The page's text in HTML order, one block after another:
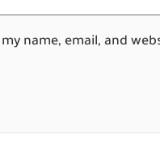
my name, email, and